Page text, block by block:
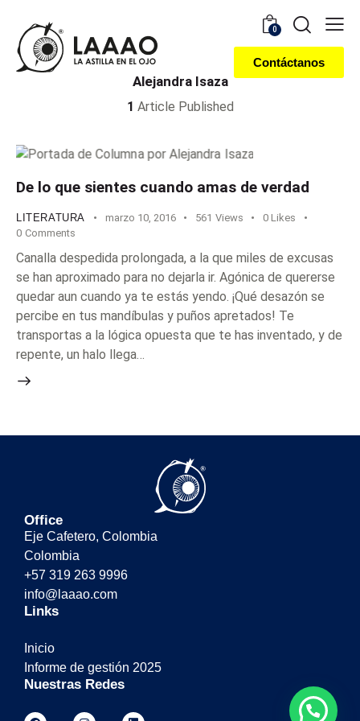
0
Contáctanos
Alejandra Isaza
1 Article Published
De lo que sientes cuando amas de verdad
LITERATURA marzo 10, 2016 561 Views 0 Likes
0 Comments
Canalla despedida prolongada, a la que miles de excusas
se han aproximado para no dejarla ir. Agónica de quererse
quedar aun cuando ya te estás yendo. ¡Qué desazón se
percibe en tus mandíbulas y puños apretados! Te
transportas a la lógica opuesta que te has inventado, y de
repente, un halo llega…
Office
Eje Cafetero, Colombia
Colombia
+57 319 263 9996
info@laaao.com
Links
Inicio
Informe de gestión 2025
Nuestras Redes